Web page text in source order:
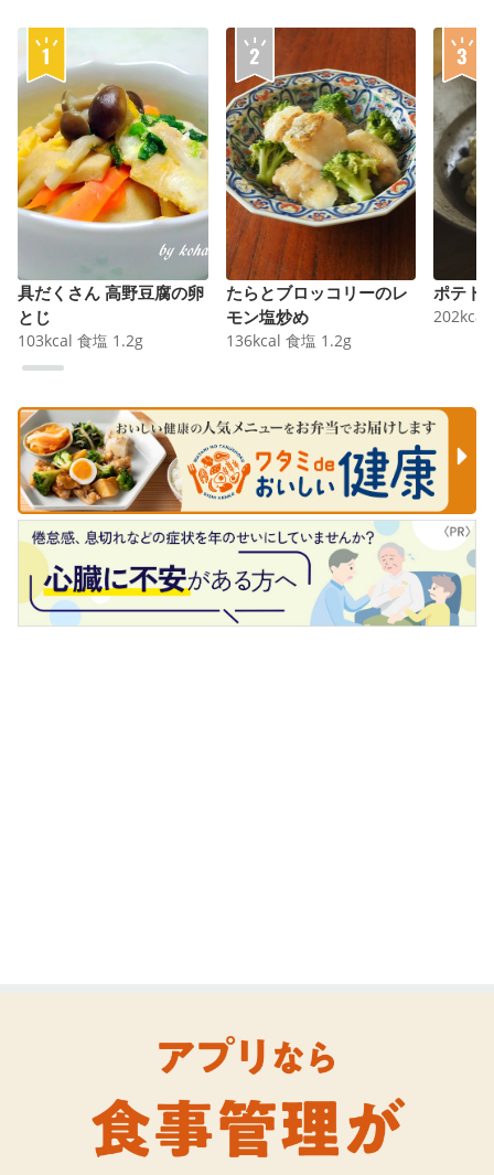
具だくさん 高野豆腐の卵
とじ
103kcal 食塩 1.2g
たらとブロッコリーのレ
モン塩炒め
136kcal 食塩 1.2g
ポテト
202kcal